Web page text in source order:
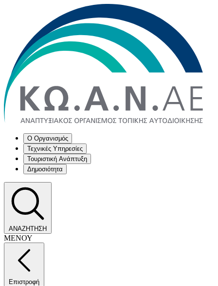
Ο Οργανισμός
Τεχνικές Υπηρεσίες
Τουριστική Ανάπτυξη
Δημοσιότητα
ΑΝΑΖΗΤΗΣΗ
ΜΕΝΟΥ
Επιστροφή